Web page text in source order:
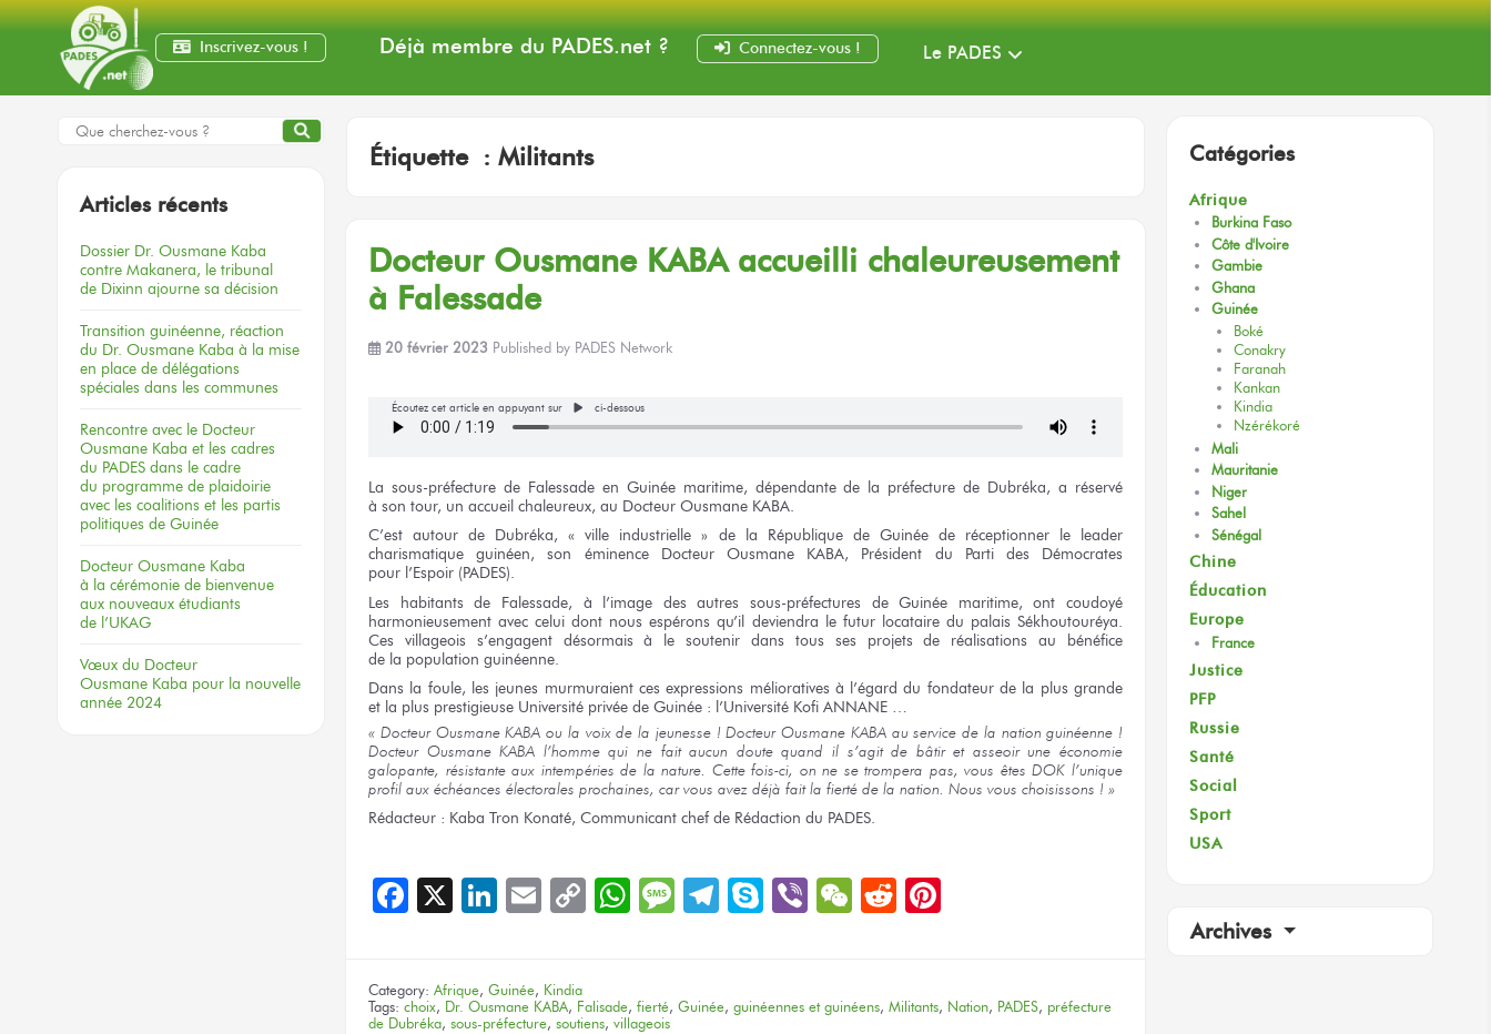
Inscrivez-vous ! Déjà membre du PADES.net? Connectez-vous ! Le PADES
Étiquette : Militants
Docteur Ousmane KABAaccueilli chaleureusement
à Falessade
20 février 2023 Published by PADES Network
Écoutez cet article en appuyant sur ci-dessous
La sous-préfecture de Falessade en Guinéemaritime, dépendantede la préfecture de Dubréka, a réservé
à son tour, un accueil chaleureux, au Docteur Ousmane KABA.
C’est autourde Dubréka, « ville industrielle » de la République de Guinée de réceptionner le leader
charismatique guinéen,son éminence Docteur Ousmane KABA, Président du Parti
des Démocrates
pour l’Espoir (PADES).
Les habitants de Falessade, à l’image des autres sous-préfectures de Guinée maritime, ont coudoyé
harmonieusementavec celui dont nous espéronsqu’il deviendra le futurlocataire du palais Sékhoutouréya.
Ces villageois s’engagent désormaisà le soutenir dans tous ses projets de réalisations
au bénéfice
de la population guinéenne.
Dans la foule, les jeunes murmuraient ces expressions mélioratives à l’égard du fondateur de la plus grande
et la plus prestigieuse Université privée de Guinée : l’Université Kofi ANNANE …
« Docteur Ousmane KABA ou la voix de la jeunesse !Docteur Ousmane KABA au service de la nation guinéenne !
Docteur Ousmane KABA l’hommequi ne faitaucun doute quand il s’agit de bâtir et asseoir une économie
galopante, résistanteaux intempériesde la nature. Cette fois-ci, on ne se trompera pas,vous êtes DOK l’unique
profil aux échéances électorales prochaines, carvous avez déjà faitla fierté de la nation. Nous vous choisissons ! »
Rédacteur : Kaba Tron Konaté, Communicant chef de Rédaction du PADES.
Facebook
X LinkedIn
EmailCopyWhatsApp
Message
Telegram
SkypeViberWeChat
Reddit
Category: Afrique, Guinée, Kindia
Tags: choix, Dr. Ousmane KABA, Falisade, fierté, Guinée, guinéennes et guinéens, Militants, Nation, PADES, préfecture
de Dubréka, sous-préfecture, soutiens, villageois
Articles récents
Dossier Dr. Ousmane Kaba
contre Makanera, le tribunal
de Dixinn ajourne sa décision
Transition guinéenne, réaction
du Dr. Ousmane Kaba à la mise
en place de délégations
spéciales dans les communes
Rencontre avec le Docteur
Ousmane Kaba et les cadres
du PADES dans le cadre
du programme de plaidoirie
avec les coalitions et les partis
politiques de Guinée
Docteur Ousmane Kaba
à la cérémonie de bienvenue
aux nouveaux étudiants
de l’UKAG
Vœux du Docteur
Ousmane Kaba pour la nouvelle
année 2024
Catégories
Afrique
Burkina Faso
Côte d'Ivoire
Gambie
Ghana
Guinée
Boké
Conakry
Faranah
Kankan
Kindia
Nzérékoré
Mali
Mauritanie
Niger
Sahel
Sénégal
Chine
Éducation
Europe
France
Justice
PFP
Russie
Santé
Social
Sport
USA
Archives